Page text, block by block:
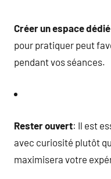
Créer un espace dédié
pour pratiquer peut
pendant vos séances.
Rester ouvert: Il est
avec curiosité plutôt
maximisera votre